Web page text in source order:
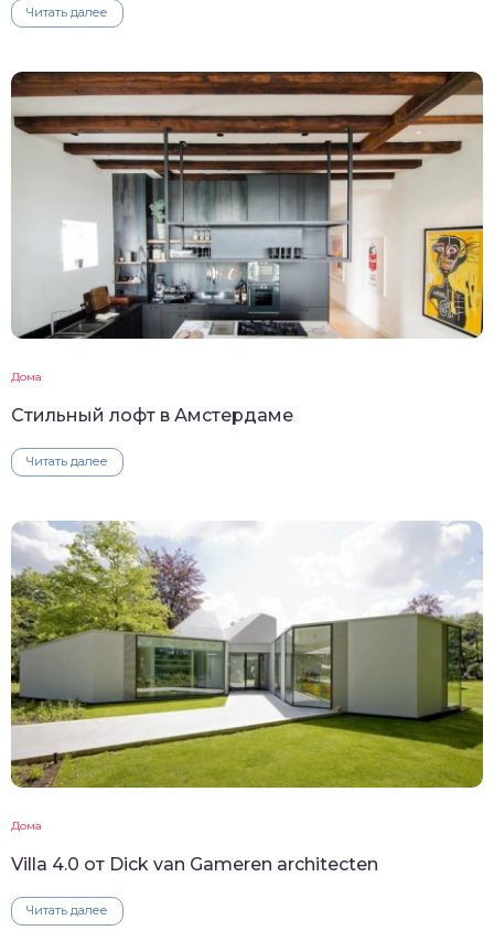
Читать далее
Дома
Стильный лофт в Амстердаме
Читать далее
Дома
Villa 4.0 от Dick van Gameren architecten
Читать далее